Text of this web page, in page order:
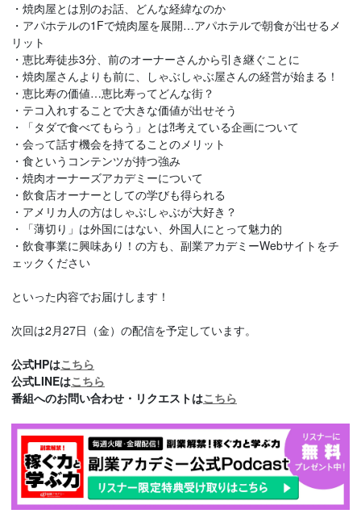
・焼肉屋とは別のお話、どんな経緯なのか
・アパホテルの1Fで焼肉屋を展開…アパホテルで朝食が出せるメ
リット
・恵比寿徒歩3分、前のオーナーさんから引き継ぐことに
・焼肉屋さんよりも前に、しゃぶしゃぶ屋さんの経営が始まる！
・恵比寿の価値…恵比寿ってどんな街？
・テコ入れすることで大きな価値が出せそう
・「タダで食べてもらう」とは⁈考えている企画について
・会って話す機会を持てることのメリット
・食というコンテンツが持つ強み
・焼肉オーナーズアカデミーについて
・飲食店オーナーとしての学びも得られる
・アメリカ人の方はしゃぶしゃぶが大好き？
・「薄切り」は外国にはない、外国人にとって魅力的
・飲食事業に興味あり！の方も、副業アカデミーWebサイトをチ
ェックください
といった内容でお届けします！
次回は2月27日（金）の配信を予定しています。
公式HPはこちら
公式LINEはこちら
番組へのお問い合わせ・リクエストはこちら